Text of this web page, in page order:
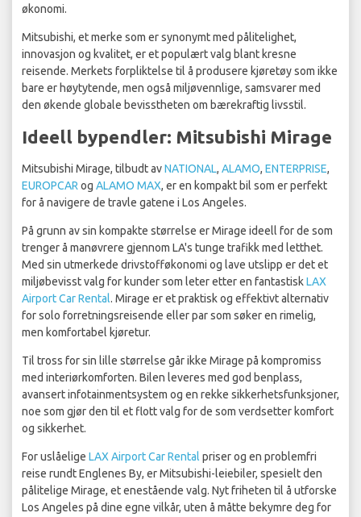
økonomi.
Mitsubishi, et merke som er synonymt med pålitelighet,
innovasjon og kvalitet, er et populært valg blant kresne
reisende. Merkets forpliktelse til å produsere kjøretøy som ikke
bare er høytytende, men også miljøvennlige, samsvarer med
den økende globale bevisstheten om bærekraftig livsstil.
Ideell bypendler: Mitsubishi Mirage
Mitsubishi Mirage, tilbudt avNATIONAL, ALAMO, ENTERPRISE,
EUROPCAR og ALAMO MAX, er en kompakt bil som er perfekt
for å navigere de travle gatene i Los Angeles.
På grunn av sin kompakte størrelse er Mirage ideell for de som
trenger å manøvrere gjennom LA's tunge trafikk med letthet.
Med sin utmerkede drivstofføkonomi og lave utslipp er det et
miljøbevisst valg for kunder som leter etter en fantastiskLAX
Airport Car Rental. Mirage er et praktisk og effektivt alternativ
for solo forretningsreisende eller par som søker en rimelig,
men komfortabel kjøretur.
Til tross for sin lille størrelse går ikke Mirage på kompromiss
med interiørkomforten. Bilen leveres med god benplass,
avansert infotainmentsystem og en rekke sikkerhetsfunksjoner,
noe som gjør den til et flott valg for de som verdsetter komfort
og sikkerhet.
For uslåelige LAX Airport Car Rental priser og en problemfri
reise rundt Englenes By, er Mitsubishi-leiebiler, spesielt den
pålitelige Mirage, et enestående valg. Nyt friheten til å utforske
Los Angeles på dine egne vilkår, uten å måtte bekymre deg for